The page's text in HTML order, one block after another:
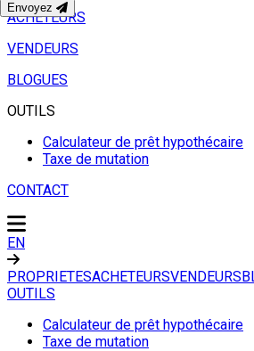
ACHETEURS
VENDEURS
BLOGUES
OUTILS
Calculateur de prêt hypothécaire
Taxe de mutation
CONTACT
EN
PROPRIETESACHETEURSVENDEURS
OUTILS
Calculateur de prêt hypothécaire
Taxe de mutation
Envoyez